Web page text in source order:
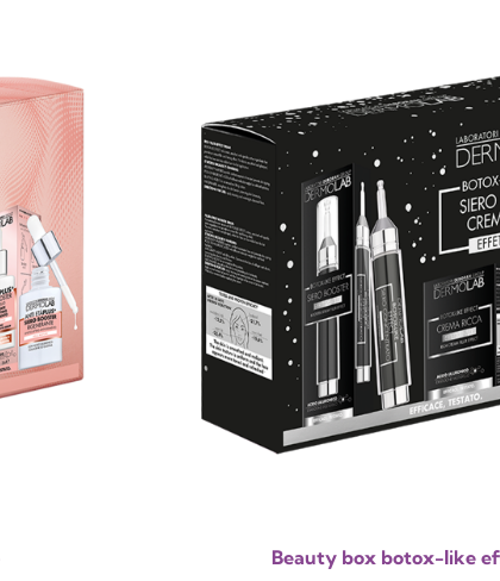
Beauty box botox-like